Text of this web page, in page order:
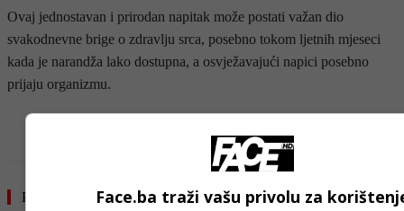
Ovaj jednostavan i prirodan napitak može postati važan dio
svakodnevne brige o zdravlju srca, posebno tokom ljetnih mjeseci
kada je narandža lako dostupna, a osvježavajući napici posebno
prijaju organizmu.
Pročitajte još
Face.ba traži vašu privolu za